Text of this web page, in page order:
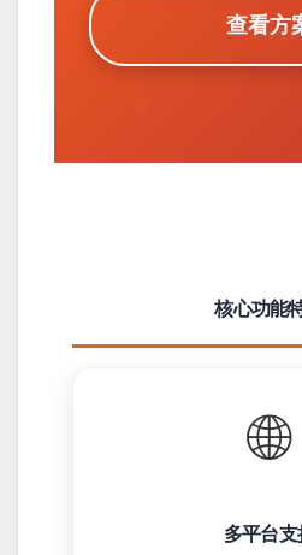
查看方
核心功能
🌐
多平台支